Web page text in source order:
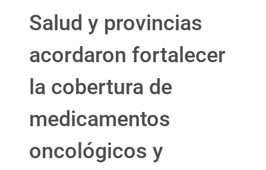
Salud y provincias
acordaron fortalecer
la cobertura de
medicamentos
oncológicos y